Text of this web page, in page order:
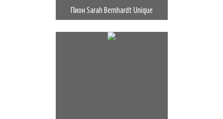
Пион Sarah Bernhardt Unique